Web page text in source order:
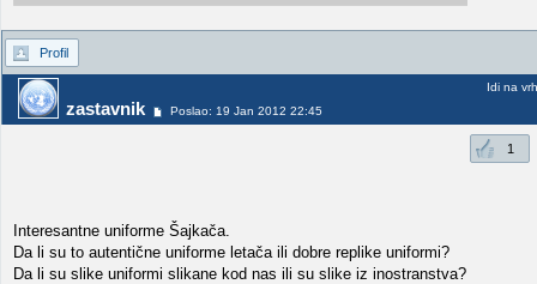
Profil
zastavnik Poslao: 19 Jan 2012 22:45
Idi na vrh
1
Interesantne uniforme Šajkača.
Da li su to autentične uniforme letača ili dobre replike uniformi?
Da li su slike uniformi slikane kod nas ili su slike iz inostranstva?